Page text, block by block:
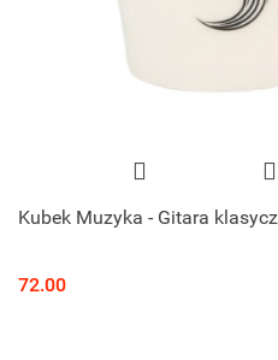
Kubek Muzyka - Gitara
72.00